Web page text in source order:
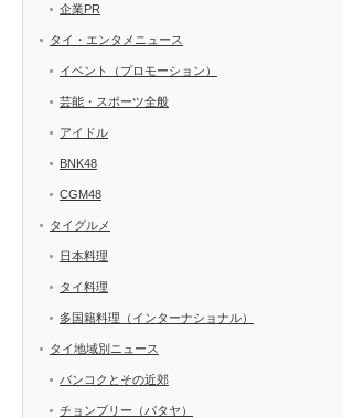
企業PR
タイ・エンタメニュース
イベント（プロモーション）
芸能・スポーツ全般
アイドル
BNK48
CGM48
タイグルメ
日本料理
タイ料理
多国籍料理（インターナショナル）
タイ地域別ニュース
バンコクとその近郊
チョンブリー（パタヤ）